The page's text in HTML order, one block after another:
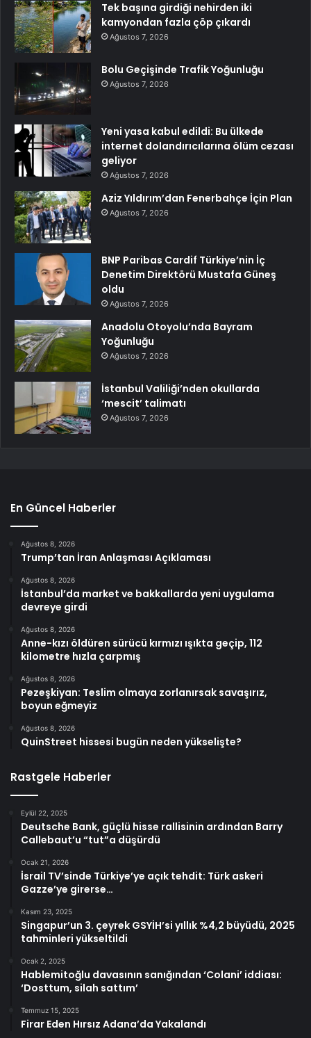
Tek başına girdiği nehirden iki
kamyondan fazla çöp çıkardı
Ağustos 7, 2026
Bolu Geçişinde Trafik Yoğunluğu
Ağustos 7, 2026
Yeni yasa kabul edildi: Bu ülkede
internet dolandırıcılarına ölüm cezası
geliyor
Ağustos 7, 2026
Aziz Yıldırım’dan Fenerbahçe İçin Plan
Ağustos 7, 2026
BNP Paribas Cardif Türkiye’nin İç
Denetim Direktörü Mustafa Güneş
oldu
Ağustos 7, 2026
Anadolu Otoyolu’nda Bayram
Yoğunluğu
Ağustos 7, 2026
İstanbul Valiliği’nden okullarda
‘mescit’ talimatı
Ağustos 7, 2026
En Güncel Haberler
Ağustos 8, 2026
Trump’tan İran Anlaşması Açıklaması
Ağustos 8, 2026
İstanbul’da market ve bakkallarda yeni uygulama
devreye girdi
Ağustos 8, 2026
Anne-kızı öldüren sürücü kırmızı ışıkta geçip, 112
kilometre hızla çarpmış
Ağustos 8, 2026
Pezeşkiyan: Teslim olmaya zorlanırsak savaşırız,
boyun eğmeyiz
Ağustos 8, 2026
QuinStreet hissesi bugün neden yükselişte?
Rastgele Haberler
Eylül 22, 2025
Deutsche Bank, güçlü hisse rallisinin ardından Barry
Callebaut’u “tut”a düşürdü
Ocak 21, 2026
İsrail TV’sinde Türkiye’ye açık tehdit: Türk askeri
Gazze’ye girerse…
Kasım 23, 2025
Singapur’un 3. çeyrek GSYİH’si yıllık %4,2 büyüdü, 2025
tahminleri yükseltildi
Ocak 2, 2025
Hablemitoğlu davasının sanığından ‘Colani’ iddiası:
‘Dosttum, silah sattım’
Temmuz 15, 2025
Firar Eden Hırsız Adana’da Yakalandı